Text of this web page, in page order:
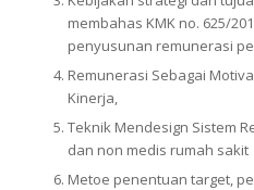
membahas KMK no. 625/
penyusunan remunerasi
Remunerasi Sebagai
Kinerja,
Teknik Mendesign Sistem
dan non medis rumah sakit
Metoe penentuan target,